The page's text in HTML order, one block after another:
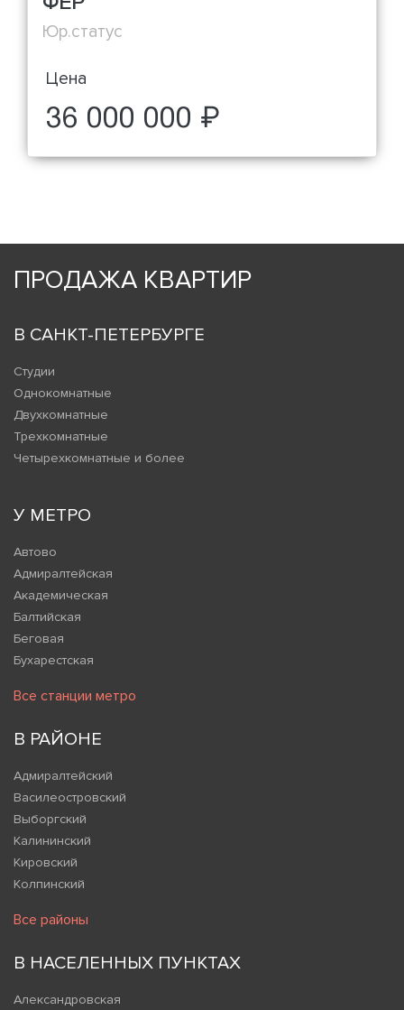
ФЕР
Юр.статус
Цена
36 000 000 ₽
ПРОДАЖА КВАРТИР
В САНКТ-ПЕТЕРБУРГЕ
Студии
Однокомнатные
Двухкомнатные
Трехкомнатные
Четырехкомнатные и более
У МЕТРО
Автово
Адмиралтейская
Академическая
Балтийская
Беговая
Бухарестская
Все станции метро
В РАЙОНЕ
Адмиралтейский
Василеостровский
Выборгский
Калининский
Кировский
Колпинский
Все районы
В НАСЕЛЕННЫХ ПУНКТАХ
Александровская